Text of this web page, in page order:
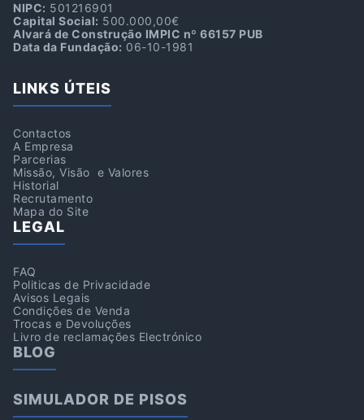
NIPC: 501216901
Capital Social: 500.000,00€
Alvará de Construção IMPIC nº 66157 PUB
Data da Fundação: 06-10-1981
LINKS ÚTEIS
Contactos
A Empresa
Parcerias
Missão, Visão e Valores
Historial
Recrutamento
Mapa do Site
LEGAL
FAQ
Politicas de Privacidade
Avisos Legais
Condições de Venda
Trocas e Devoluções
Livro de reclamações Electrónico
BLOG
SIMULADOR DE PISOS